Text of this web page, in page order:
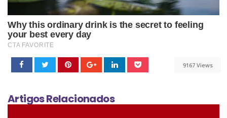
9167 Views
Artigos Relacionados